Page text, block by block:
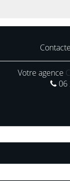
Votre agence
06